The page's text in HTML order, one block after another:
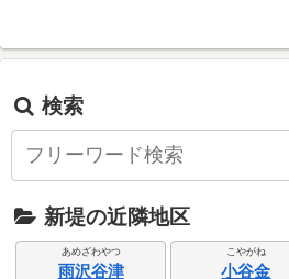
検索
新堤の近隣地区
あめざわやつ
雨沢谷津
こやがね
小谷金